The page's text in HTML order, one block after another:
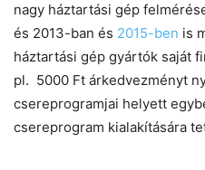
nagy háztartási gép
és 2013-ban és 2015-ben is
háztartási gép gyártók saját
pl. 5000 Ft árkedvezményt
csereprogramjai helyett
csereprogram kialakítására